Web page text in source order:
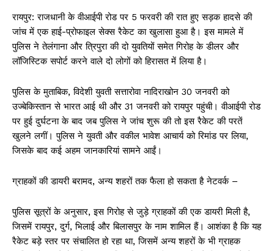
रायपुर: राजधानी के वीआईपी रोड पर 5 फरवरी की रात हुए सड़क हादसे की
जांच में एक हाई-प्रोफाइल सेक्स रैकेट का खुलासा हुआ है। इस मामले में
पुलिस ने तेलंगाना और त्रिपुरा की दो युवतियों समेत गिरोह के डीलर और
लॉजिस्टिक सपोर्ट करने वाले दो लोगों को हिरासत में लिया है।
पुलिस के मुताबिक, विदेशी युवती सत्तारोवा नादिराखोन 30 जनवरी को
उज्बेकिस्तान से भारत आई थी और 31 जनवरी को रायपुर पहुंची। वीआईपी रोड
पर हुई दुर्घटना के बाद जब पुलिस ने जांच शुरू की तो इस रैकेट की परतें
खुलने लगीं। पुलिस ने युवती और वकील भावेश आचार्य को रिमांड पर लिया,
जिसके बाद कई अहम जानकारियां सामने आईं।
ग्राहकों की डायरी बरामद, अन्य शहरों तक फैला हो सकता है नेटवर्क –
पुलिस सूत्रों के अनुसार, इस गिरोह से जुड़े ग्राहकों की एक डायरी मिली है,
जिसमें रायपुर, दुर्ग, भिलाई और बिलासपुर के नाम शामिल हैं। आशंका है कि यह
रैकेट बड़े स्तर पर संचालित हो रहा था, जिसमें अन्य शहरों के भी ग्राहक